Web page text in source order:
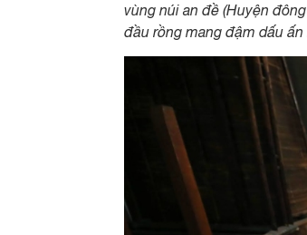
vùng núi an đề (Huyện
đầu rồng mang đậm dấu